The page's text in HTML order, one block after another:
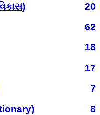
20
62
18
17
7
8